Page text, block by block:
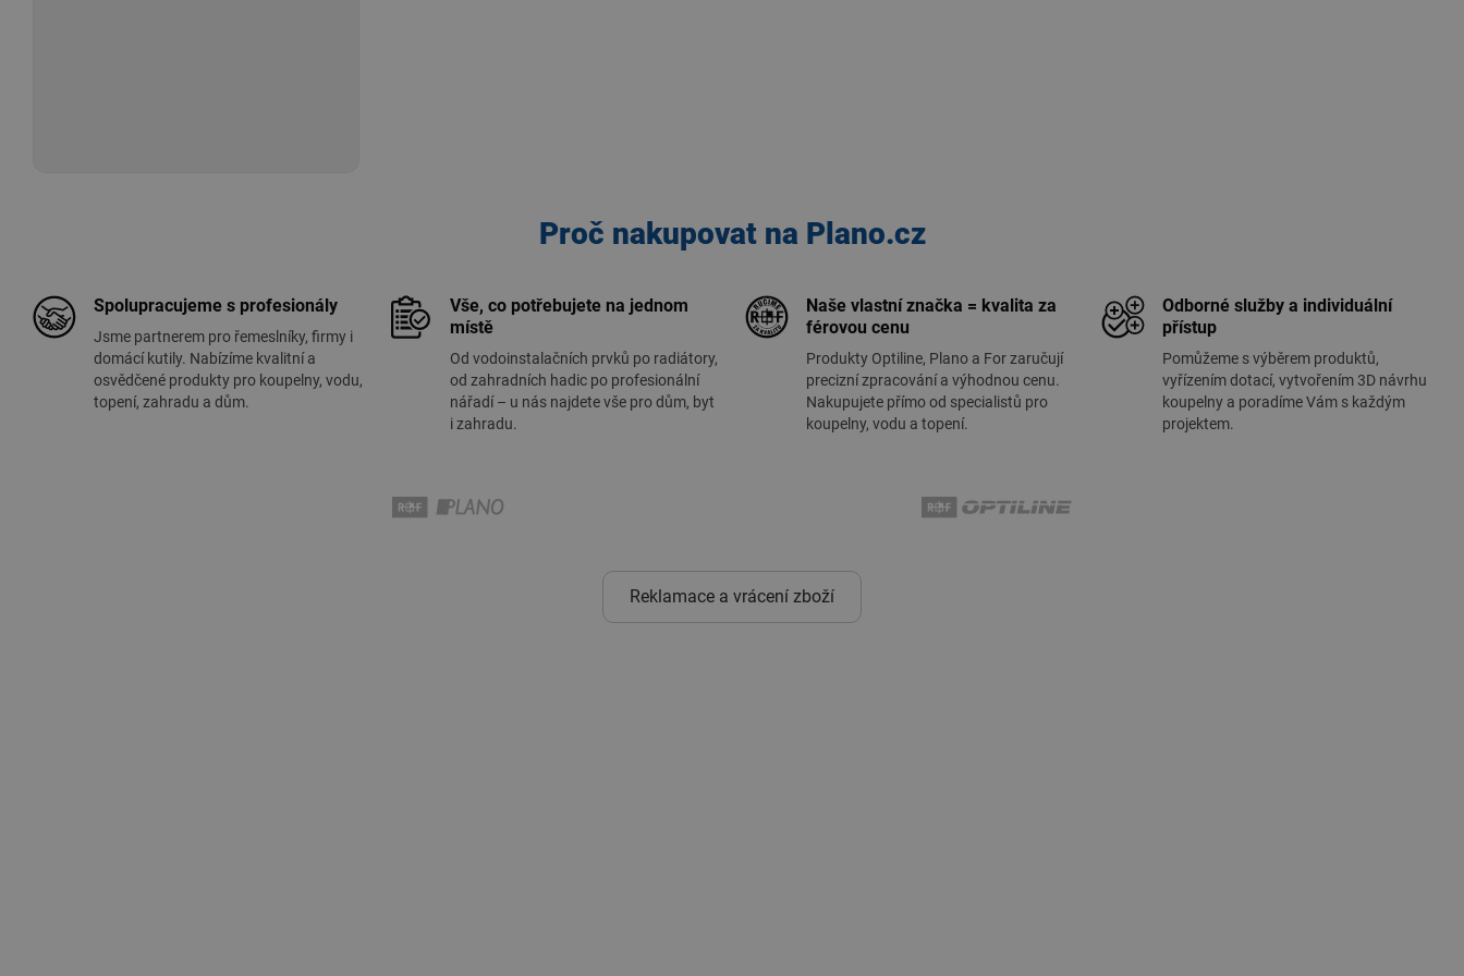
Proč nakupovat na Plano.cz
Spolupracujeme s profesionály
Jsme partnerem pro řemeslníky, firmy i
domácí kutily. Nabízíme kvalitní a
osvědčené produkty pro koupelny, vodu,
topení, zahradu a dům.
Vše, co potřebujete na jednom
místě
Od vodoinstalačních prvků po radiátory,
od zahradních hadic po profesionální
nářadí – u nás najdete vše pro dům, byt
i zahradu.
Naše vlastní značka = kvalita za
férovou cenu
Produkty Optiline, Plano a For zaručují
precizní zpracování a výhodnou cenu.
Nakupujete přímo od specialistů pro
koupelny, vodu a topení.
Odborné služby a individuální
přístup
Pomůžeme s výběrem produktů,
vyřízením dotací, vytvořením 3D návrhu
koupelny a poradíme Vám s každým
projektem.
Reklamace a vrácení zboží